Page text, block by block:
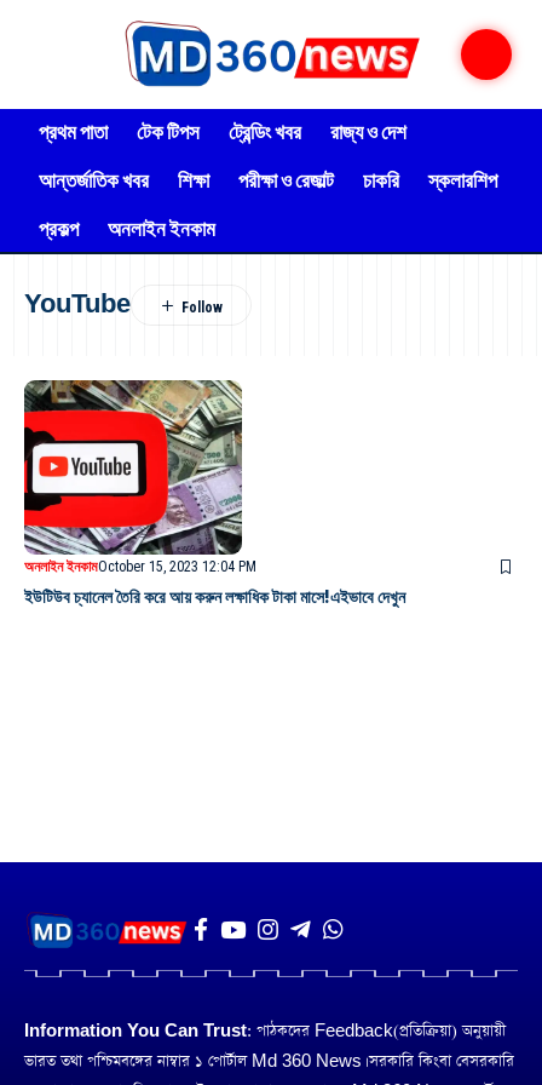
প্রথম পাতা টেক টিপস ট্রেন্ডিং খবর
রাজ্য ও দেশ
আন্তর্জাতিক খবর
শিক্ষা পরীক্ষা ও রেজাল্ট চাকরি
স্কলারশিপ
প্রকল্প
অনলাইন ইনকাম
YouTube
অনলাইন ইনকামOctober 15, 2023 12:04 PM
ইউটিউব চ্যানেল তৈরি করে আয় করুন লক্ষাধিক টাকা মাসে!এইভাবে দেখুন
Information You Can Trust: পাঠকদের Feedback(প্রতিক্রিয়া) অনুয়ায়ী
ভারত তথা পশ্চিমবঙ্গের নাম্বার ১ পোর্টাল Md 360 News। সরকারি কিংবা বেসরকারি